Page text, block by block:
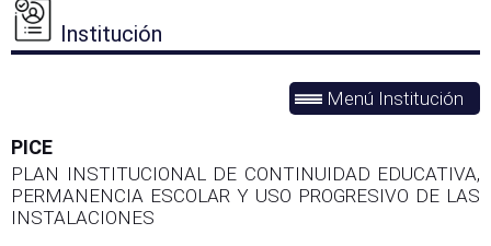
Institución
Menú Institución
PICE
PLAN INSTITUCIONAL DE CONTINUIDAD EDUCATIVA,
PERMANENCIA ESCOLAR Y USO PROGRESIVO DE LAS
INSTALACIONES